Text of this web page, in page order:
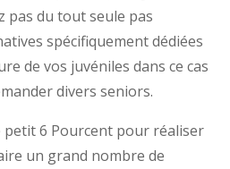
pas du tout seule pas
spécifiquement dédiées
de vos juvéniles dans ce cas
divers seniors.
petit 6 Pourcent pour réaliser
un grand nombre de